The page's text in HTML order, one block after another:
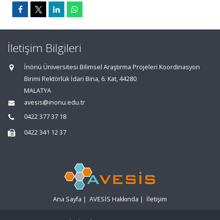
İletişim Bilgileri
İnönü Üniversitesi Bilimsel Araştırma Projeleri Koordinasyon
Birimi Rektörlük İdari Bina, 6. Kat, 44280
MALATYA
avesis@inonu.edu.tr
0422 377 37 18
0422 341 12 37
Ana Sayfa | AVESİS Hakkında | İletişim